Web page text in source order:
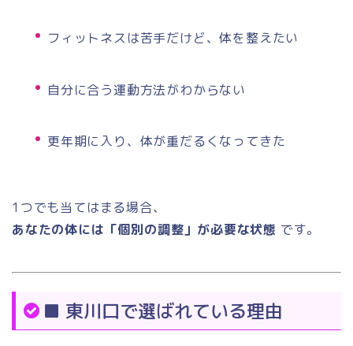
フィットネスは苦手だけど、体を整えたい
自分に合う運動方法がわからない
更年期に入り、体が重だるくなってきた
1つでも当てはまる場合、
あなたの体には「個別の調整」が必要な状態 です。
■ 東川口で選ばれている理由